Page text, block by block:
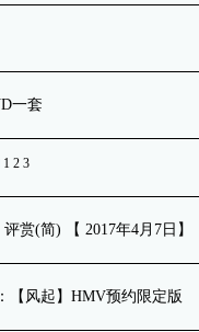
一套
1 2 3
赏(简) 【 2017年4月7日】
【风起】HMV预约限定版